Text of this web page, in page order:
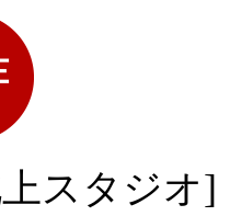
スタジオ]